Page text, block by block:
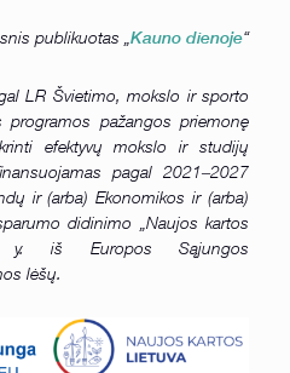
publikuotas „ Kauno dienoje“
LR Švietimo, mokslo ir sporto
pažangos priemonę
efektyvų mokslo ir studijų
pagal 2021‒2027
ir (arba) Ekonomikos ir (arba)
didinimo „Naujos kartos
y. iš Europos Sąjungos
lėšų.